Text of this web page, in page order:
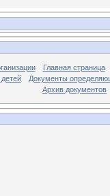
Главная страница
Документы
Архив документов